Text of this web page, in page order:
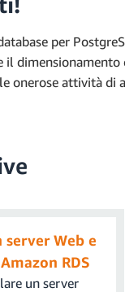
si seleziona un
si trova nella
east-
il nome utente
."
Amazon RDS.
per
il
onerose attività di
server Web e
RDS
un server